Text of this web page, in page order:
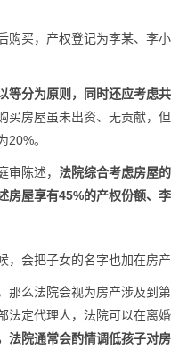
购买，产权登记为李某、李
等分为原则，同时还应考虑
买房屋虽未出资、无贡献，
20%。
审陈述， 法院综合考虑房屋
房屋享有45%的产权份额、
，会把子女的名字也加在房
那么法院会视为房产涉及到
法定代理人，法院可以在离
法院通常会酌情调低孩子对